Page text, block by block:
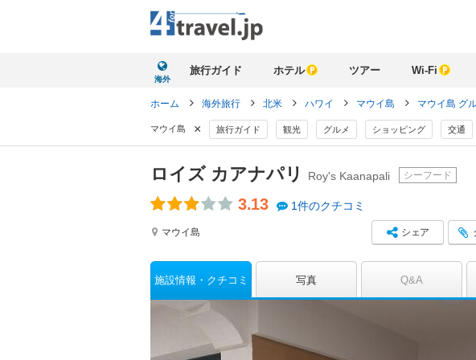
海外
旅行ガイド ホテル ツアー Wi-Fi
ホーム 海外旅行 北米 ハワイ マウイ島 マウイ島 グ
マウイ島 × 旅行ガイド 観光 グルメ ショッピング 交通
ロイズ カアナパリ Roy's Kaanapali シーフード
3.13 1件のクチコミ
マウイ島 シェア
施設情報 クチコミ 写真 Q&A